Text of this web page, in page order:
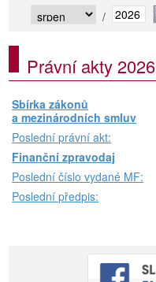
/
Právní akty 2026
Sbírka zákonů
a mezinárodních smluv
Poslední právní akt:
Finanční zpravodaj
Poslední číslo vydané MF:
Poslední předpis: